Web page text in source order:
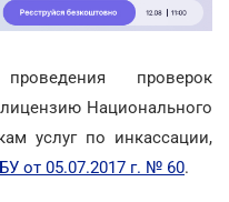
проверок
Национального
услуг по инкассации,
от 05.07.2017 г. № 60.